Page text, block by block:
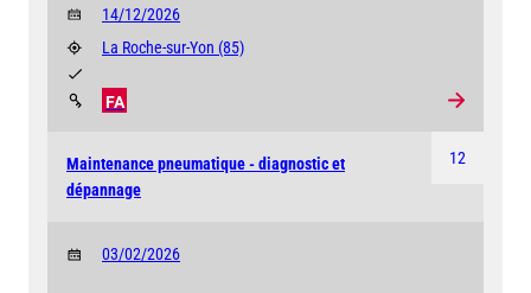
14/12/2026
La Roche-sur-Yon (85)
FA
12
Maintenance pneumatique - diagnostic et
dépannage
03/02/2026